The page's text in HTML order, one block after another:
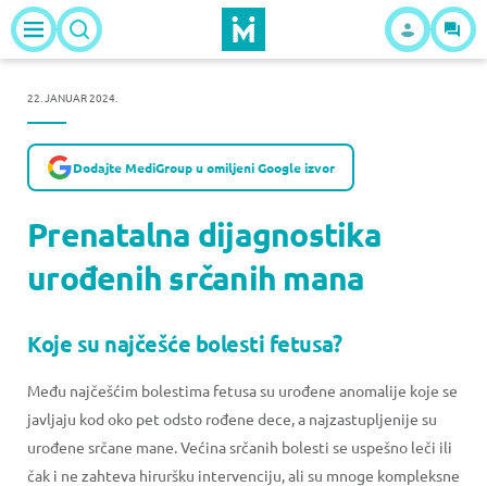
22. JANUAR 2024.
Dodajte MediGroup u omiljeni Google izvor
Prenatalna dijagnostika
urođenih srčanih mana
Koje su najčešće bolesti fetusa?
Među najčešćim bolestima fetusa su urođene anomalije koje se
javljaju kod oko pet odsto rođene dece, a najzastupljenije su
urođene srčane mane. Većina srčanih bolesti se uspešno leči ili
čak i ne zahteva hiruršku intervenciju, ali su mnoge kompleksne